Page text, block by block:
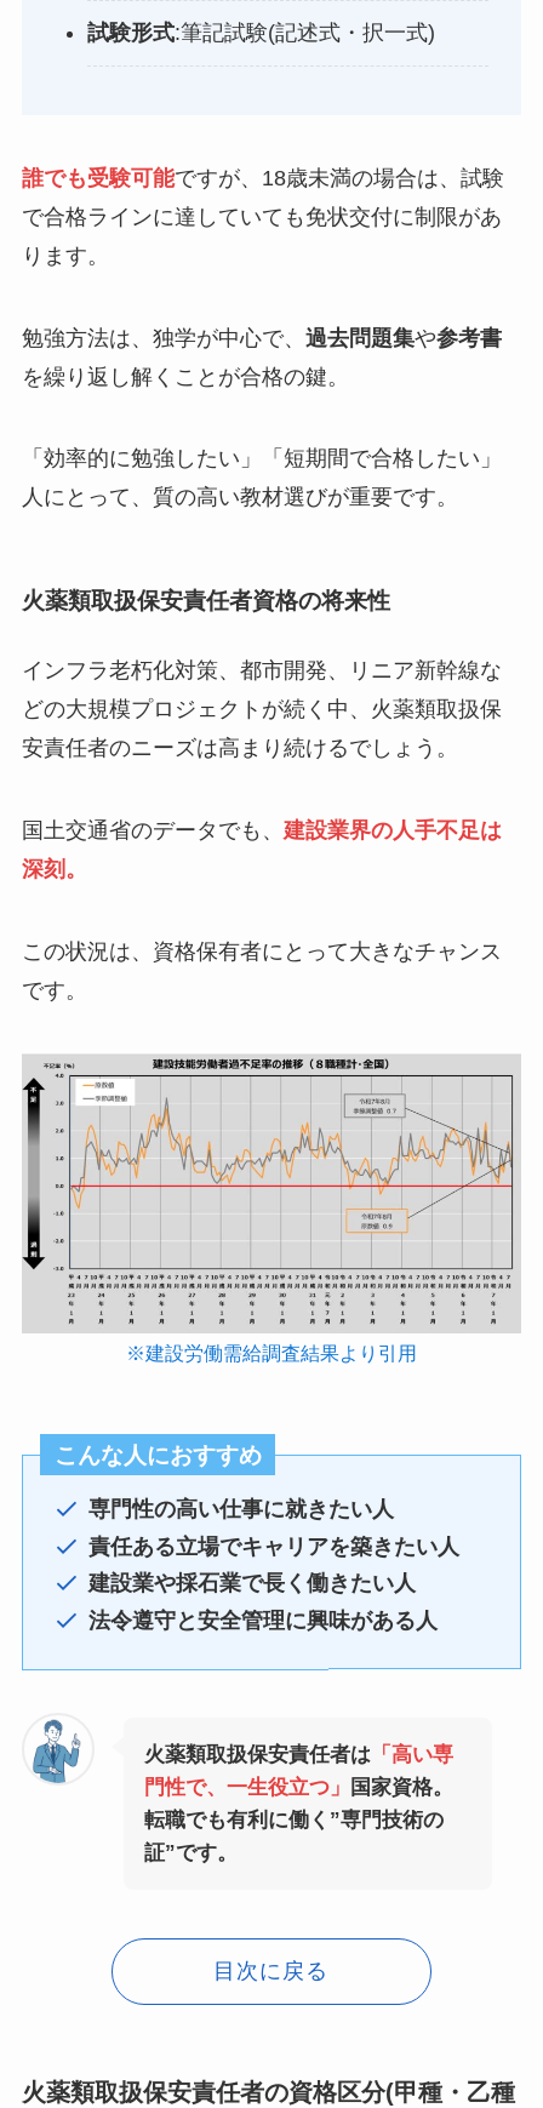
試験形式:筆記試験(記述式・択一式)
誰でも受験可能ですが、18歳未満の場合は、試験
で合格ラインに達していても免状交付に制限があ
ります。
勉強方法は、独学が中心で、 過去問題集や参考書
を繰り返し解くことが合格の鍵。
「効率的に勉強したい」「短期間で合格したい」
人にとって、質の高い教材選びが重要です。
火薬類取扱保安責任者資格の将来性
インフラ老朽化対策、都市開発、リニア新幹線な
どの大規模プロジェクトが続く中、火薬類取扱保
安責任者のニーズは高まり続けるでしょう。
国土交通省のデータでも、 建設業界の人手不足は
深刻。
この状況は、資格保有者にとって大きなチャンス
です。
※建設労働需給調査結果より引用
こんな人におすすめ
専門性の高い仕事に就きたい人
責任ある立場でキャリアを築きたい人
建設業や採石業で長く働きたい人
法令遵守と安全管理に興味がある人
火薬類取扱保安責任者は「高い専
門性で、一生役立つ」
国家資格。
転職でも有利に働く”専門技術の
証”です。
目次に戻る
火薬類取扱保安責任者の資格区分(甲種・乙種